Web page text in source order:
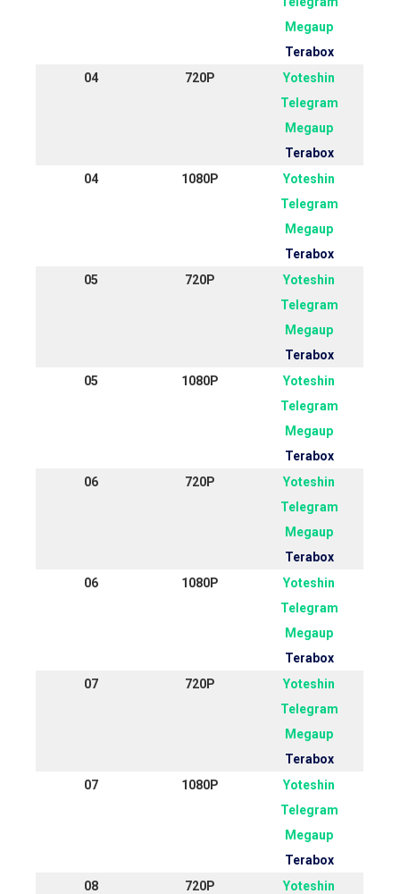
Megaup
Terabox
04
720P
Yoteshin
Telegram
Megaup
Terabox
04
1080P
Yoteshin
Telegram
Megaup
Terabox
05
720P
Yoteshin
Telegram
Megaup
Terabox
05
1080P
Yoteshin
Telegram
Megaup
Terabox
06
720P
Yoteshin
Telegram
Megaup
Terabox
06
1080P
Yoteshin
Telegram
Megaup
Terabox
07
720P
Yoteshin
Telegram
Megaup
Terabox
07
1080P
Yoteshin
Telegram
Megaup
Terabox
08
720P
Yoteshin